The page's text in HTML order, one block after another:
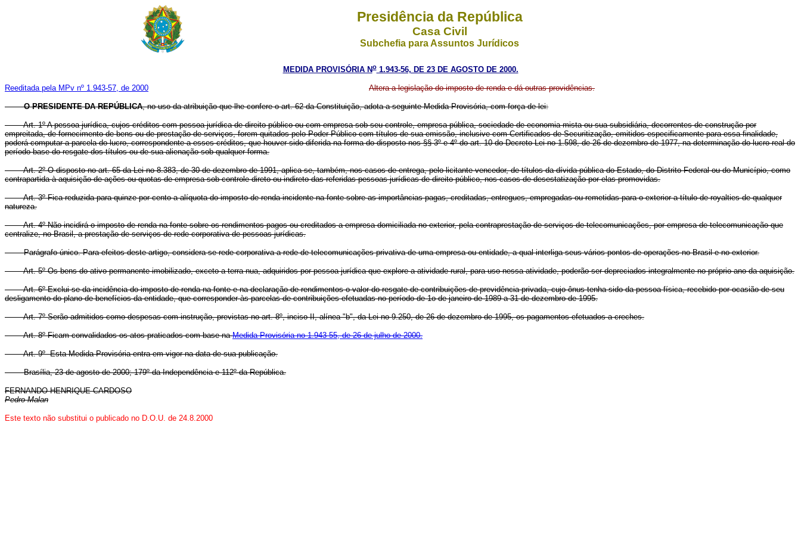
Presidência da República
Casa Civil
Subchefia para Assuntos Jurídicos
MEDIDA PROVISÓRIA No1.943-56, DE 23 DE AGOSTO DE 2000.
Reeditada pela MPv nº 1.943-57, de 2000 Altera a legislação do imposto de renda e dá outras providências.
O PRESIDENTE DA REPÚBLICA, no uso da atribuição que lhe confere o art. 62 da Constituição, adota a seguinte Medida Provisória, com força de lei:
Art. 1º A pessoa jurídica, cujos créditos com pessoa jurídica de direito público ou com empresa sob seu controle, empresa pública, sociedade de economia mista ou sua subsidiária, decorrentes de construção por
empreitada, de fornecimento de bens ou de prestação de serviços, forem quitados pelo Poder Público com títulos de sua emissão, inclusive com Certificados de Securitização, emitidos especificamente para essa finalidade,
poderá computar a parcela do lucro, correspondente a esses créditos, que houver sido diferida na forma do disposto nos §§ 3º e 4º do art. 10 do Decreto-Lei no 1.598, de 26 de dezembro de 1977, na determinação do lucro real do
período-base do resgate dos títulos ou de sua alienação sob qualquer forma.
Art. 2º O disposto no art. 65 da Lei no 8.383, de 30 de dezembro de 1991, aplica-se, também, nos casos de entrega, pelo licitante vencedor, de títulos da dívida pública do Estado, do Distrito Federal ou do Município, como
contrapartida à aquisição de ações ou quotas de empresa sob controle direto ou indireto das referidas pessoas jurídicas de direito público, nos casos de desestatização por elas promovidas.
Art. 3º Fica reduzida para quinze por cento a alíquota do imposto de renda incidente na fonte sobre as importâncias pagas, creditadas, entregues, empregadas ou remetidas para o exterior a título de royalties de qualquer
natureza.
Art. 4º Não incidirá o imposto de renda na fonte sobre os rendimentos pagos ou creditados a empresa domiciliada no exterior, pela contraprestação de serviços de telecomunicações, por empresa de telecomunicação que
centralize, no Brasil, a prestação de serviços de rede corporativa de pessoas jurídicas.
Parágrafo único. Para efeitos deste artigo, considera-se rede corporativa a rede de telecomunicações privativa de uma empresa ou entidade, a qual interliga seus vários pontos de operações no Brasil e no exterior.
Art. 5º Os bens do ativo permanente imobilizado, exceto a terra nua, adquiridos por pessoa jurídica que explore a atividade rural, para uso nessa atividade, poderão ser depreciados integralmente no próprio ano da aquisição.
Art. 6º Exclui-se da incidência do imposto de renda na fonte e na declaração de rendimentos o valor do resgate de contribuições de previdência privada, cujo ônus tenha sido da pessoa física, recebido por ocasião de seu
desligamento do plano de benefícios da entidade, que corresponder às parcelas de contribuições efetuadas no período de 1o de janeiro de 1989 a 31 de dezembro de 1995.
Art. 7º Serão admitidos como despesas com instrução, previstas no art. 8º, inciso II, alínea "b", da Lei no 9.250, de 26 de dezembro de 1995, os pagamentos efetuados a creches.
Art. 8º Ficam convalidados os atos praticados com base naMedida Provisória no 1.943-55, de 26 de julho de 2000.
Art. 9º Esta Medida Provisória entra em vigor na data de sua publicação.
Brasília, 23 de agosto de 2000; 179º da Independência e 112º da República.
FERNANDO HENRIQUE CARDOSO
Pedro Malan
Este texto não substitui o publicado no D.O.U. de 24.8.2000